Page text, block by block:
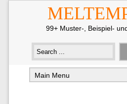
99+ Muster-, Beispiel-